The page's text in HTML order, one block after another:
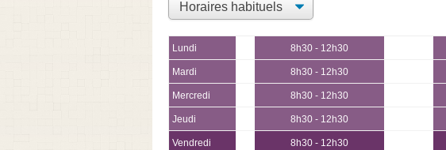
Lundi 8h30 - 12h30
Mardi 8h30 - 12h30
Mercredi 8h30 - 12h30
Jeudi 8h30 - 12h30
Vendredi 8h30 - 12h30